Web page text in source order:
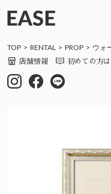
TOP RENTAL PROP ウォ
店舗情報 初めての方